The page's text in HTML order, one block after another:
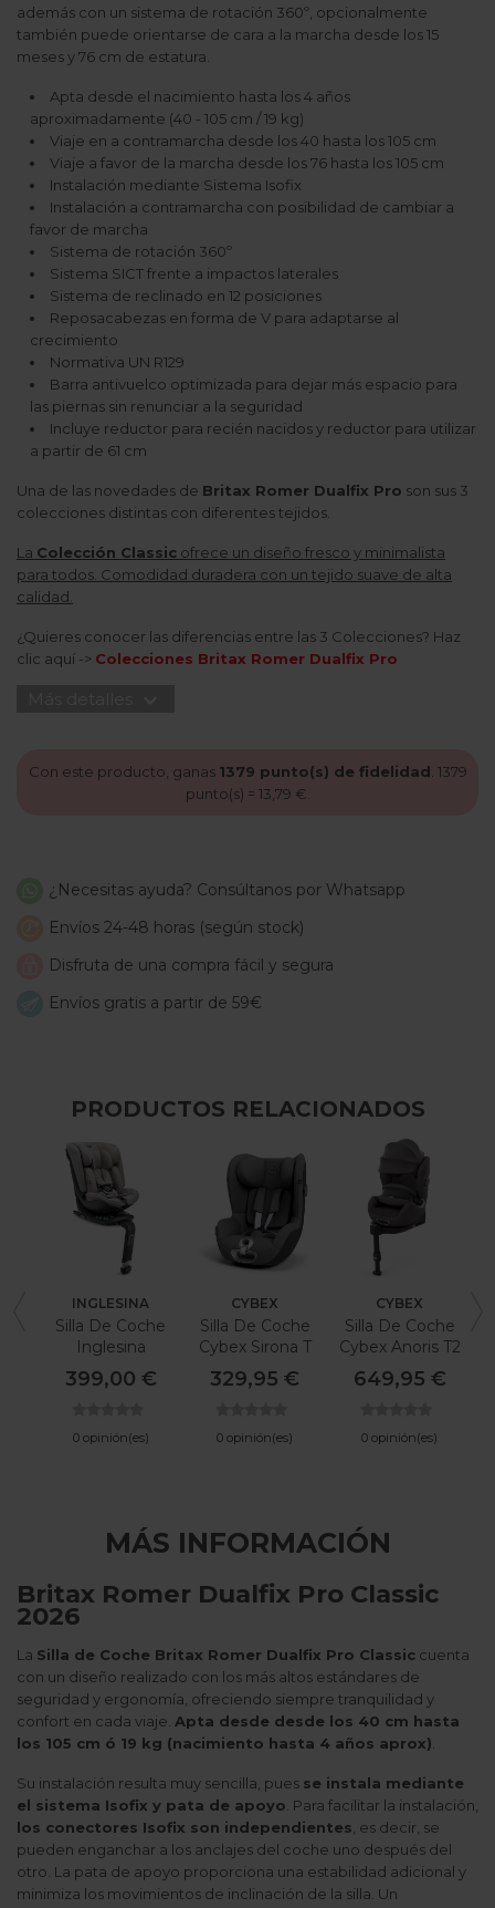
además con un sistema de rotación 360º, opcionalmente
también puede orientarse de cara a la marcha desde los 15
meses y 76 cm de estatura.
Apta desde el nacimiento hasta los 4 años
aproximadamente (40 - 105 cm / 19 kg)
Viaje en a contramarcha desde los 40 hasta los 105 cm
Viaje a favor de la marcha desde los 76 hasta los 105 cm
Instalación mediante Sistema Isofix
Instalación a contramarcha con posibilidad de cambiar a
favor de marcha
Sistema de rotación 360º
Sistema SICT frente a impactos laterales
Sistema de reclinado en 12 posiciones
Reposacabezas en forma de V para adaptarse al
crecimiento
Normativa UN R129
Barra antivuelco optimizada para dejar más espacio para
las piernas sin renunciar a la seguridad
Incluye reductor para recién nacidos y reductor para utilizar
a partir de 61 cm
Una de las novedades de Britax Romer Dualfix Pro son sus 3
colecciones distintas con diferentes tejidos.
La Colección Classic ofrece un diseño fresco y minimalista
para todos. Comodidad duradera con un tejido suave de alta
calidad.
¿Quieres conocer las diferencias entre las 3 Colecciones? Haz
clic aquí -> Colecciones Britax Romer Dualfix Pro
Con este producto, ganas 1379 punto(s) de fidelidad 1379
punto(s) = 13,79 €
¿Necesitas ayuda? Consúltanos por Whatsapp
Envíos 24-48 horas (según stock)
Disfruta de una compra fácil y segura
Envíos gratis a partir de 59€
PRODUCTOS RELACIONADOS
INGLESINA
Silla De Coche
Inglesina
Copérnico
399,00 €
0 opinión(es)
CYBEX
Silla De Coche
Cybex Sirona T
I-Size
329,95 €
0 opinión(es)
CYBEX
Silla De Coche
Cybex Anoris T2
I-Size Plus
649,95 €
0 opinión(es)
MÁS INFORMACIÓN
Britax Romer Dualfix Pro Classic
2026
La Silla de Coche Britax Romer Dualfix Pro Classic cuenta
con un diseño realizado con los más altos estándares de
seguridad y ergonomía, ofreciendo siempre tranquilidad y
confort en cada viaje. Apta desde desde los 40 cm hasta
los 105 cm ó 19 kg (nacimiento hasta 4 años aprox)
Su instalación resulta muy sencilla, pues se instala mediante
el sistema Isofix y pata de apoyo . Para facilitar la instalación,
los conectores Isofix son independientes , es decir, se
pueden enganchar a los anclajes del coche uno después del
otro. La pata de apoyo proporciona una estabilidad adicional y
minimiza los movimientos de inclinación de la silla. Un